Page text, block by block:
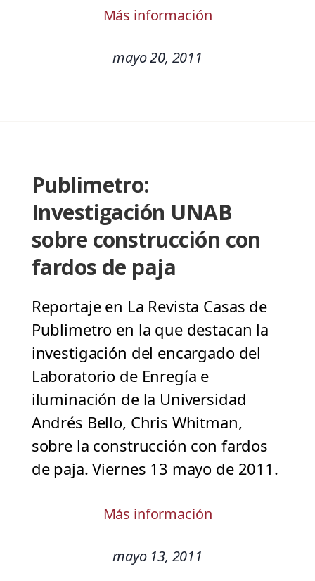
Más información
mayo 20, 2011
Publimetro:
Investigación UNAB
sobre construcción con
fardos de paja
Reportaje en La Revista Casas de
Publimetro en la que destacan la
investigación del encargado del
Laboratorio de Enregía e
iluminación de la Universidad
Andrés Bello, Chris Whitman,
sobre la construcción con fardos
de paja. Viernes 13 mayo de 2011.
Más información
mayo 13, 2011